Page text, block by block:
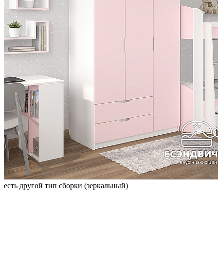
есть другой тип сборки (зеркальный)